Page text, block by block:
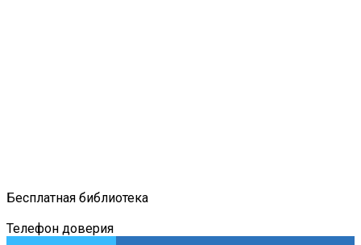
Бесплатная библиотека
Телефон доверия